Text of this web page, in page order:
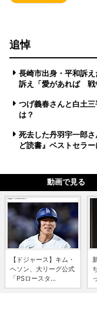
追悼
長崎市出身・平和訴
訴え「愛があれば 戦
つげ義春さんと白土
は？
死去した丹羽宇一郎
ど読書』ベストセラー
動画で見る
【ドジャース】キム・
ヘソン、大リーグ公式
「PSロースタ...